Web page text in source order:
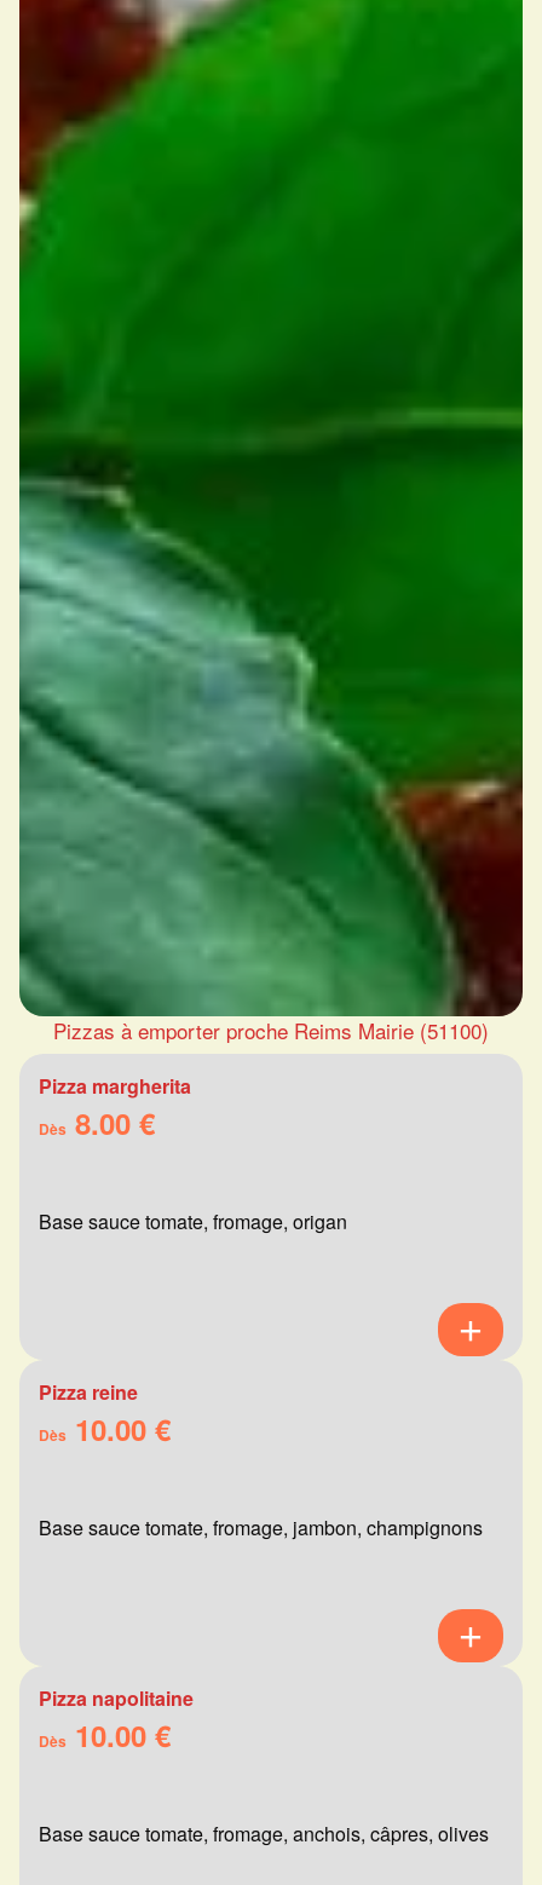
Pizzas à emporter proche Reims Mairie (51100)
Pizza margherita
Dès 8.00 €
Base sauce tomate, fromage, origan
Pizza reine
Dès 10.00 €
Base sauce tomate, fromage, jambon, champignons
Pizza napolitaine
Dès 10.00 €
Base sauce tomate, fromage, anchois, câpres, olives